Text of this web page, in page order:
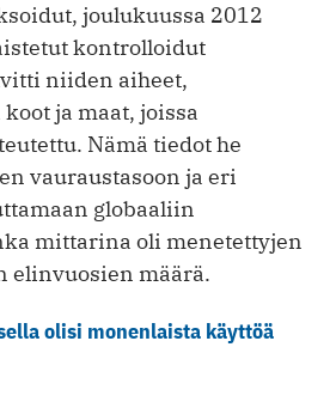
joulukuussa 2012
kontrolloidut
niiden aiheet,
ja maat, joissa
Nämä tiedot he
vauraustasoon ja eri
globaaliin
mittarina oli menetettyjen
määrä.
olisi monenlaista käyttöä